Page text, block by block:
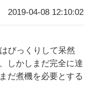
2019-04-08 12:10:02
びっくりして呆然
しかしまだ完全に達
だ煮機を必要とする